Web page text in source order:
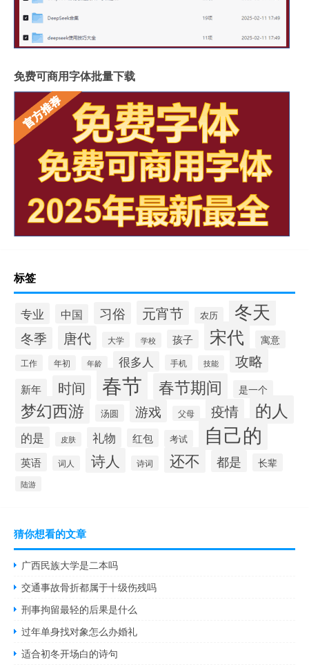
免费可商用字体批量下载
标签
专业 中国 习俗 元宵节 农历 冬天
冬季 唐代 大学 学校 孩子 宋代 寓意
工作 年初 年龄 很多人 手机 技能 攻略
新年 时间 春节 春节期间 是一个
梦幻西游 汤圆 游戏 父母 疫情 的人
的是 皮肤 礼物 红包 考试 自己的
英语 词人 诗人 诗词 还不 都是 长辈
陆游
猜你想看的文章
广西民族大学是二本吗
交通事故骨折都属于十级伤残吗
刑事拘留最轻的后果是什么
过年单身找对象怎么办婚礼
适合初冬开场白的诗句